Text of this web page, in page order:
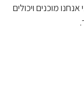
מוכנים ויכולים